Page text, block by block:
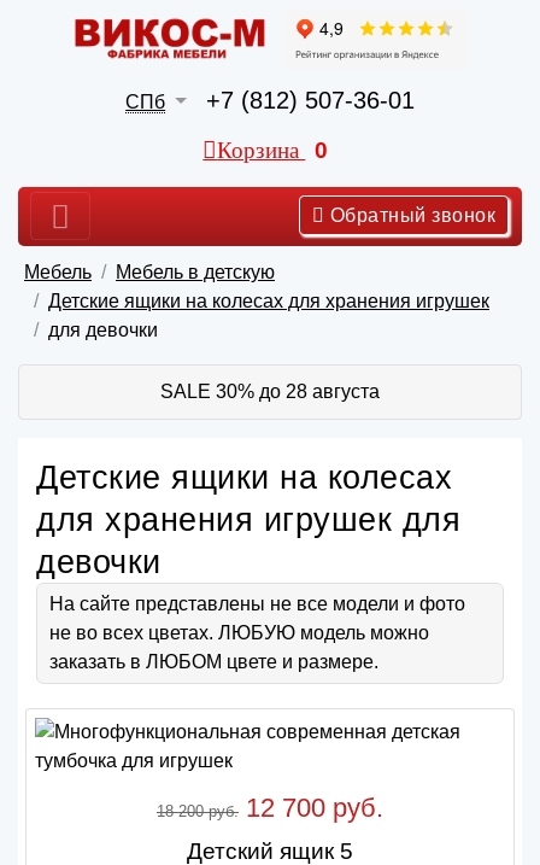
СПб +7 (812) 507-36-01
Корзина 0
Обратный звонок
Мебель
Мебель в детскую
Детские ящики на колесах для хранения игрушек
для девочки
SALE 30% до 28 августа
Детские ящики на колесах
для хранения игрушек для
девочки
На сайте представлены не все модели и фото
не во всех цветах. ЛЮБУЮ модель можно
заказать в ЛЮБОМ цвете и размере.
18 200 руб. 12 700 руб.
Детский ящик 5